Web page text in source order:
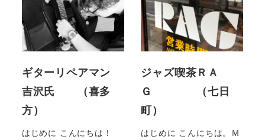
ギターリペアマン
吉沢氏 （喜多
方）
はじめに こんにちは！
ジャズ喫茶ＲＡ
Ｇ （七日
町）
はじめに こんにちは。Ｍ